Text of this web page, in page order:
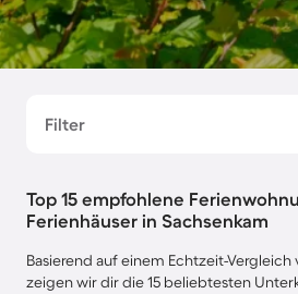
Filter
Top 15 empfohlene
Ferienhäuser in Sachsenkam
Basierend auf einem Echtzeit-
zeigen wir dir die 15 beliebtesten